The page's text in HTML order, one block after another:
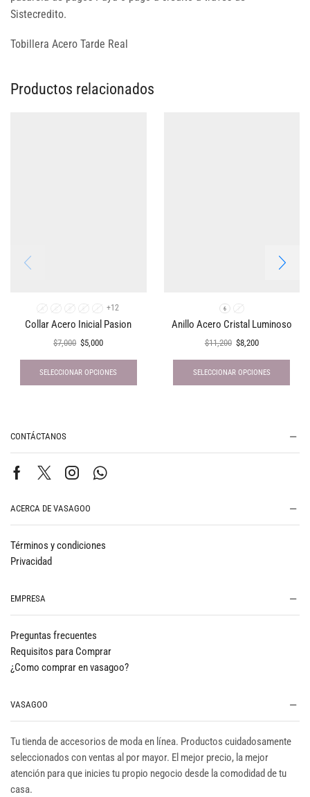
Sistecredito.
Tobillera Acero Tarde Real
Productos relacionados
A C D E +12
Collar Acero Inicial Pasion
$7,000 $5,000
SELECCIONAR OPCIONES
6 7
Anillo Acero Cristal Luminoso
$11,200 $8,200
SELECCIONAR OPCIONES
CONTÁCTANOS
ACERCA DE VASAGOO
Términos y condiciones
Privacidad
EMPRESA
Preguntas frecuentes
Requisitos para Comprar
¿Como comprar en vasagoo?
VASAGOO
Tu tienda de accesorios de moda en línea. Productos cuidadosamente
seleccionados con ventas al por mayor. El mejor precio, la mejor
atención para que inicies tu propio negocio desde la comodidad de tu
casa.